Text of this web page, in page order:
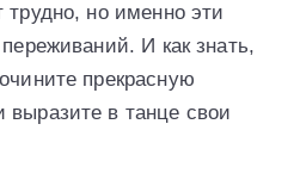
трудно, но именно эти
И как знать,
прекрасную
в танце свои